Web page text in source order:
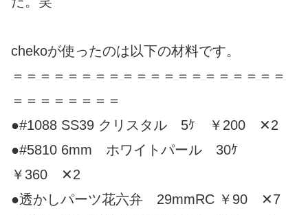
chekoが使ったのは以下の材料です。
＝＝＝＝＝＝＝＝＝＝＝＝＝＝＝＝＝＝＝＝
＝＝＝＝＝＝＝＝
●#1088 SS39 クリスタル 5ｹ ￥200 ✕2
●#5810 6mm ホワイトパール 30ｹ
￥360 ✕2
●透かしパーツ花六弁 29mmRC ￥90 ✕7